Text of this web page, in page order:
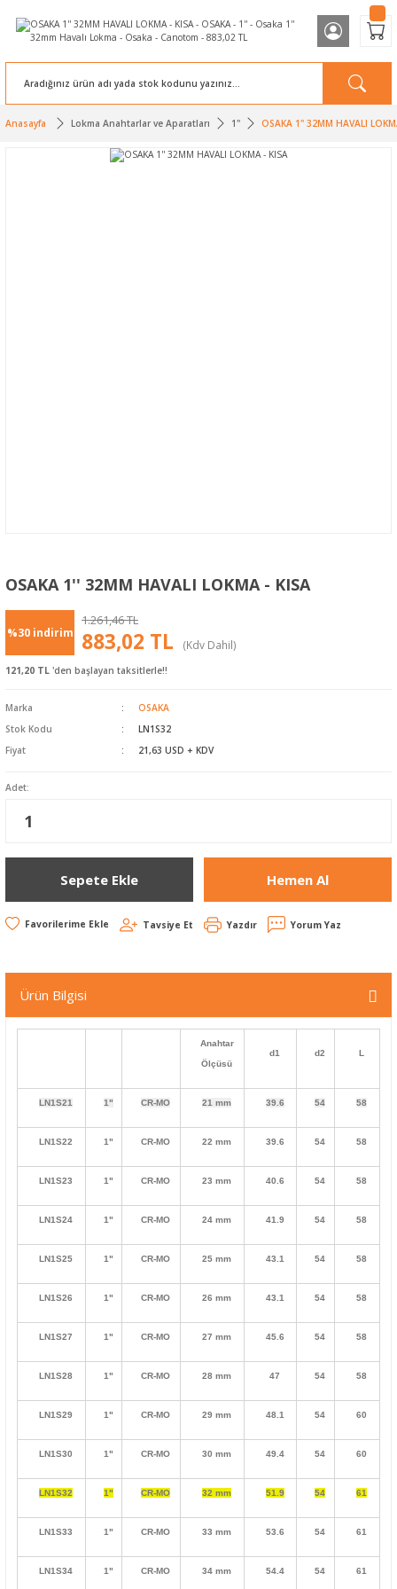
Anasayfa Lokma Anahtarlar ve Aparatları 1'' OSAKA 1'' 32MM HAVALI
OSAKA 1'' 32MM HAVALI LOKMA - KISA
%30 indirim
1.261,46 TL
883,02 TL (Kdv Dahil)
121,20 TL 'den başlayan taksitlerle!!
Marka
OSAKA
Stok Kodu
LN1S32
Fiyat
21,63 USD + KDV
Adet:
Sepete Ekle Hemen Al
Tavsiye Et Yazdır Yorum Yaz
Ürün Bilgisi
Anahtar
Ölçüsü
d1 d2 L
LN1S21 1" CR-MO 21 mm 39.6 54 58
LN1S22 1" CR-MO 22 mm 39.6 54 58
LN1S23 1" CR-MO 23 mm 40.6 54 58
LN1S24 1" CR-MO 24 mm 41.9 54 58
LN1S25 1" CR-MO 25 mm 43.1 54 58
LN1S26 1" CR-MO 26 mm 43.1 54 58
LN1S27 1" CR-MO 27 mm 45.6 54 58
LN1S28 1" CR-MO 28 mm 47 54 58
LN1S29 1" CR-MO 29 mm 48.1 54 60
LN1S30 1" CR-MO 30 mm 49.4 54 60
LN1S32 1" CR-MO 32 mm 51.9 54 61
LN1S33 1" CR-MO 33 mm 53.6 54 61
LN1S34 1" CR-MO 34 mm 54.4 54 61